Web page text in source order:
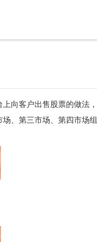
向客户出售股票的做法，
、第三市场、第四市场组